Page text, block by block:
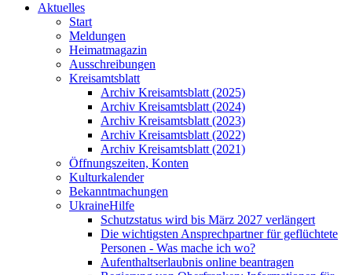
Aktuelles
Start
Meldungen
Heimatmagazin
Ausschreibungen
Kreisamtsblatt
Archiv Kreisamtsblatt (2025)
Archiv Kreisamtsblatt (2024)
Archiv Kreisamtsblatt (2023)
Archiv Kreisamtsblatt (2022)
Archiv Kreisamtsblatt (2021)
Öffnungszeiten, Konten
Kulturkalender
Bekanntmachungen
UkraineHilfe
Schutzstatus wird bis März 2027 verlängert
Die wichtigsten Ansprechpartner für geflüchtete
Personen - Was mache ich wo?
Aufenthaltserlaubnis online beantragen